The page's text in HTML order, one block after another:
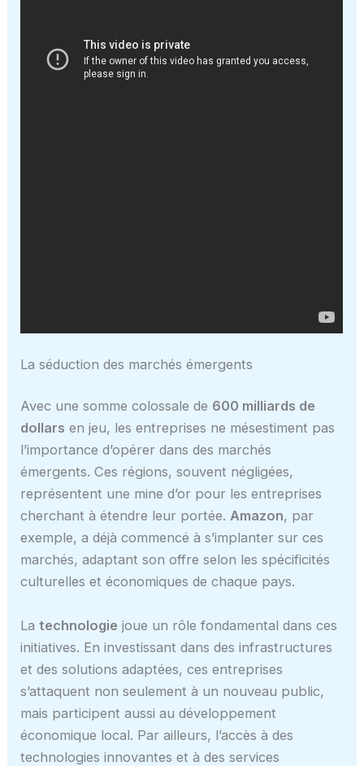
La séduction des marchés émergents
Avec une somme colossale de 600 milliards de
dollars en jeu, les entreprises ne mésestiment pas
l’importance d’opérer dans des marchés
émergents. Ces régions, souvent négligées,
représentent une mine d’or pour les entreprises
cherchant à étendre leur portée.Amazon, par
exemple, a déjà commencé à s’implanter sur ces
marchés, adaptant son offre selon les spécificités
culturelles et économiques de chaque pays.
Latechnologie joue un rôle fondamental dans ces
initiatives. En investissant dans des infrastructures
et des solutions adaptées, ces entreprises
s’attaquent non seulement à un nouveau public,
mais participent aussi au développement
économique local. Par ailleurs, l’accès à des
technologies innovantes et à des services